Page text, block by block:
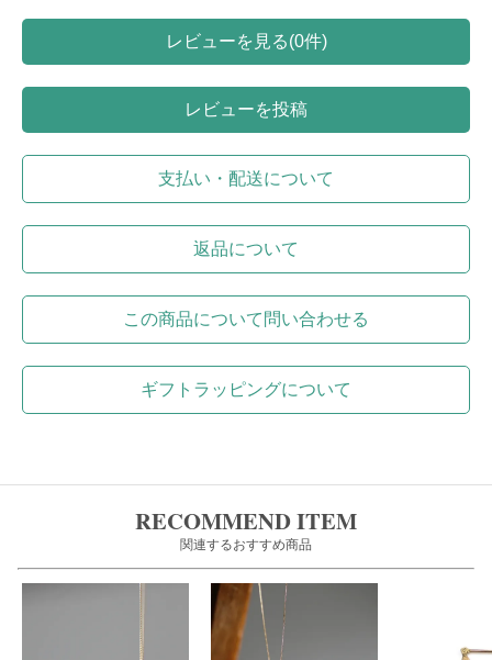
レビューを見る(0件)
レビューを投稿
支払い・配送について
返品について
この商品について問い合わせる
ギフトラッピングについて
RECOMMEND ITEM
関連するおすすめ商品